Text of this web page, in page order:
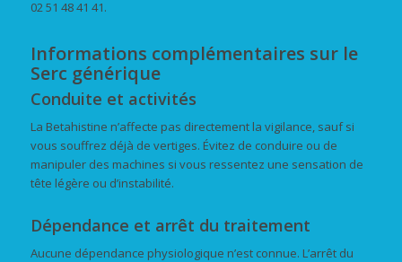
02 51 48 41 41.
Informations complémentaires sur le
Serc générique
Conduite et activités
La Betahistine n’affecte pas directement la vigilance, sauf si
vous souffrez déjà de vertiges. Évitez de conduire ou de
manipuler des machines si vous ressentez une sensation de
tête légère ou d’instabilité.
Dépendance et arrêt du traitement
Aucune dépendance physiologique n’est connue. L’arrêt du